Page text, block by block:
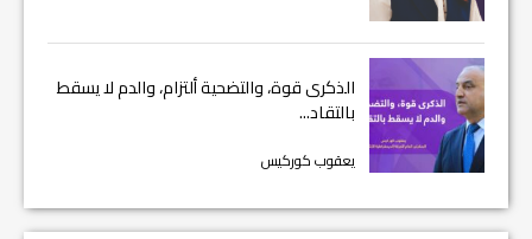
الذكرى قوة، والتضحية ألتزام، والدم لا يسقط
بالتقاد...
يعقوب كوركيس